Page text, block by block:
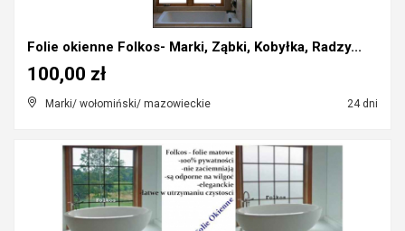
Folie okienne Folkos- Marki, Ząbki, Kobyłka, Radzy...
Marki/ wołomiński/ mazowieckie 24 dni
100,00 zł